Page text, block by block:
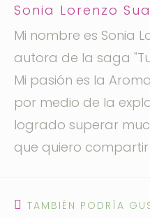
Sonia Lorenzo
Mi nombre es Sonia
autora de la saga
Mi pasión es la
por medio de la
logrado superar
que quiero
TAMBIÉN PODRÍA